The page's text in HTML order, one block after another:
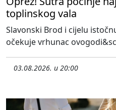
toplinskog vala
Slavonski Brod i cijelu
očekuje vrhunac
03.08.2026. u 20:00